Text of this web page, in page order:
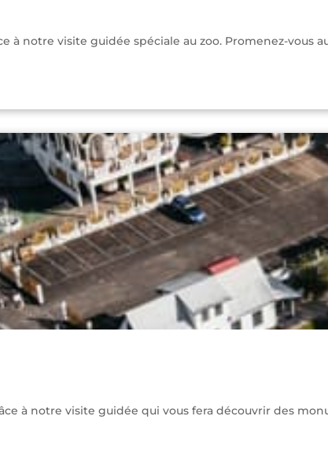
à notre visite guidée spéciale au zoo. Promenez-vous
à notre visite guidée qui vous fera découvrir des